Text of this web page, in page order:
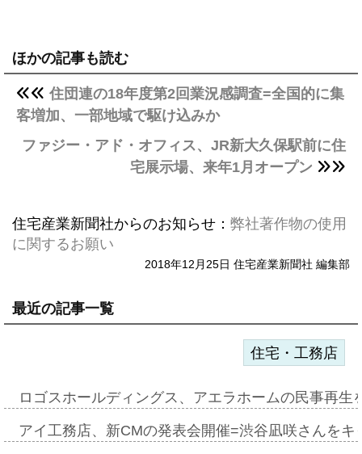
ほかの記事も読む
住団連の18年度第2回業況感調査=全国的に集
客増加、一部地域で駆け込みか
ファジー・アド・オフィス、JR新大久保駅前に住
宅展示場、来年1月オープン
住宅産業新聞社からのお知らせ： 弊社著作物の使用
に関するお願い
2018年12月25日 住宅産業新聞社 編集部
最近の記事一覧
住宅・工務店
ロゴスホールディングス、アエラホームの民事再
アイ工務店、新CMの発表会開催=渋谷凪咲さんを